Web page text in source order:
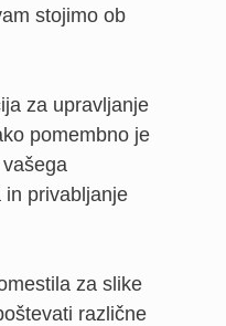
stojimo ob
za upravljanje
pomembno je
in privabljanje
za slike
različne